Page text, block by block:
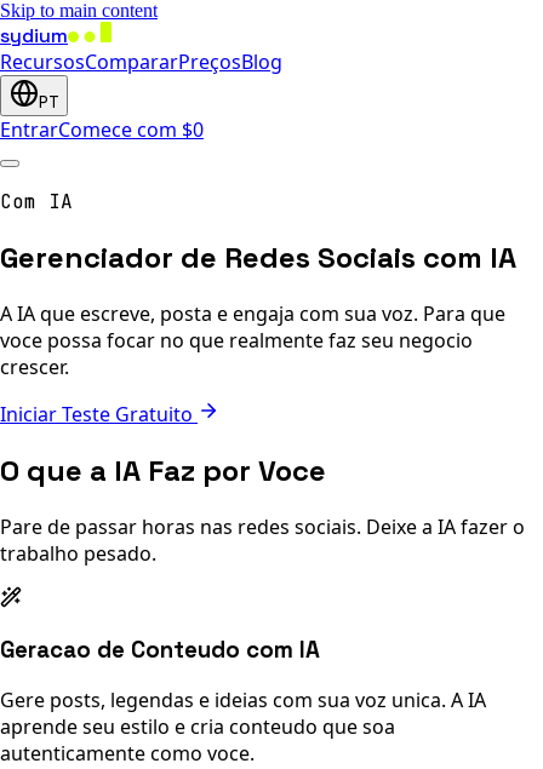
Skip to main content
sydium
RecursosCompararPreçosBlog
PT
EntrarComece com $0
Com IA
Gerenciador de Redes Sociais com IA
A IA que escreve, posta e engaja com sua voz. Para que
voce possa focar no que realmente faz seu negocio
crescer.
Iniciar Teste Gratuito
O que a IA Faz por Voce
Pare de passar horas nas redes sociais. Deixe a IA fazer o
trabalho pesado.
Geracao de Conteudo com IA
Gere posts, legendas e ideias com sua voz unica. A IA
aprende seu estilo e cria conteudo que soa
autenticamente como voce.